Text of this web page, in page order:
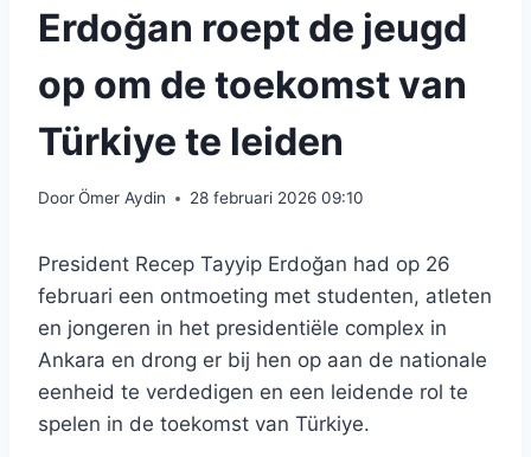
Erdoğan roept de jeugd
op om de toekomst van
Türkiye te leiden
DoorÖmer Aydin 28 februari 2026 09:10
President Recep Tayyip Erdoğan had op 26
februari een ontmoeting met studenten, atleten
en jongeren in het presidentiële complex in
Ankara en drong er bij hen op aan de nationale
eenheid te verdedigen en een leidende rol te
spelen in de toekomst van Türkiye.